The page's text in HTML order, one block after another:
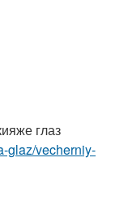
глаз
glaz/vecherniy-